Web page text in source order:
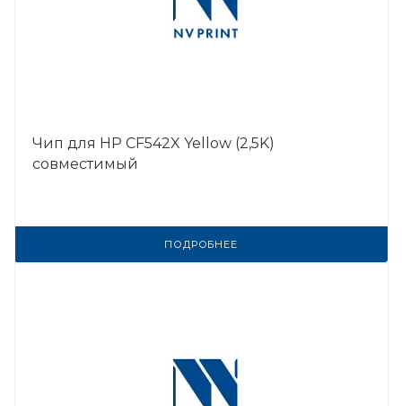
Чип для HP CF542X Yellow (2,5K)
совместимый
ПОДРОБНЕЕ